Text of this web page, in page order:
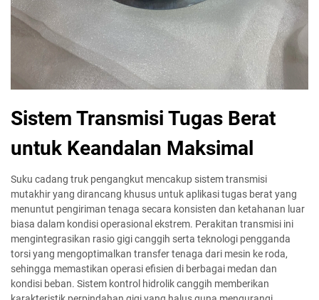
Sistem Transmisi Tugas Berat
untuk Keandalan Maksimal
Suku cadang truk pengangkut mencakup sistem transmisi
mutakhir yang dirancang khusus untuk aplikasi tugas berat yang
menuntut pengiriman tenaga secara konsisten dan ketahanan luar
biasa dalam kondisi operasional ekstrem. Perakitan transmisi ini
mengintegrasikan rasio gigi canggih serta teknologi pengganda
torsi yang mengoptimalkan transfer tenaga dari mesin ke roda,
sehingga memastikan operasi efisien di berbagai medan dan
kondisi beban. Sistem kontrol hidrolik canggih memberikan